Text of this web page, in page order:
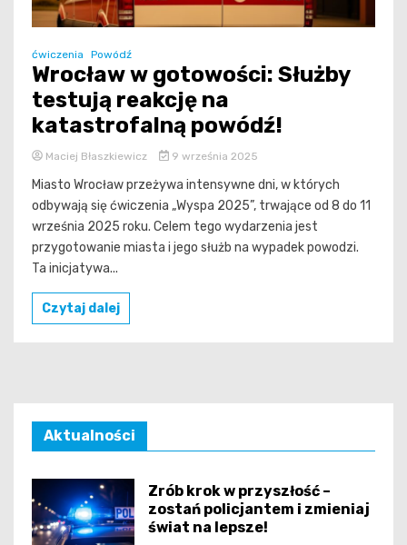
ćwiczenia Powódź
Wrocław w gotowości: Służby
testują reakcję na
katastrofalną powódź!
Maciej Błaszkiewicz 9 września 2025
Miasto Wrocław przeżywa intensywne dni, w których
odbywają się ćwiczenia „Wyspa 2025”, trwające od 8 do 11
września 2025 roku. Celem tego wydarzenia jest
przygotowanie miasta i jego służb na wypadek powodzi.
Ta inicjatywa...
Czytaj dalej
Aktualności
Zrób krok w przyszłość –
zostań policjantem i zmieniaj
świat na lepsze!